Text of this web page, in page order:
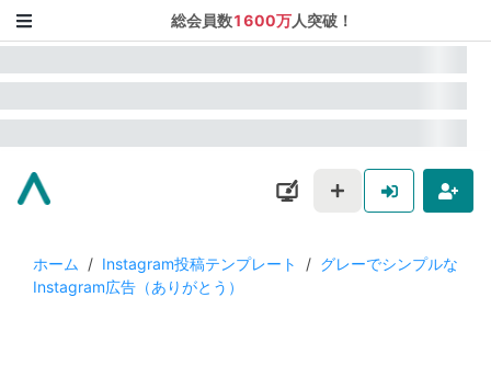
総会員数1600万人突破！
ホーム / Instagram投稿テンプレート / グレーでシンプルな
Instagram広告（ありがとう）